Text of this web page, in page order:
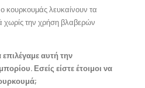
κουρκουμάς λευκαίνουν τα
χωρίς την χρήση βλαβερών
αυτή την
Εσείς είστε έτοιμοι να